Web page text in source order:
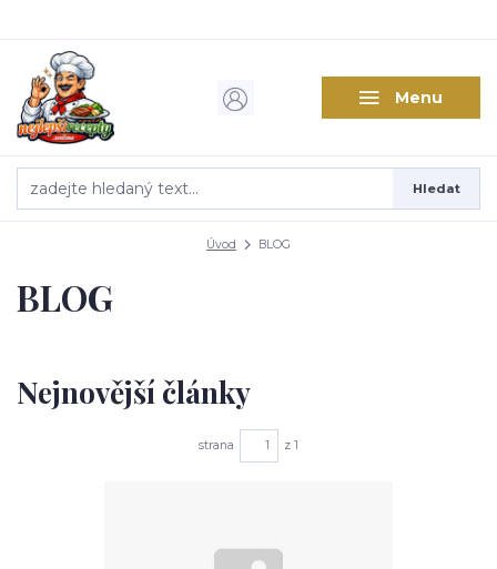
Menu
Hledat
Úvod BLOG
BLOG
Nejnovější články
strana z 1